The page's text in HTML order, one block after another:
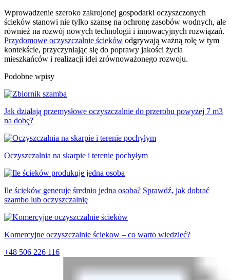
Wprowadzenie szeroko zakrojonej gospodarki oczyszczonych
ścieków stanowi nie tylko szansę na ochronę zasobów wodnych, ale
również na rozwój nowych technologii i innowacyjnych rozwiązań.
Przydomowe oczyszczalnie ścieków odgrywają ważną rolę w tym
kontekście, przyczyniając się do poprawy jakości życia
mieszkańców i realizacji idei zrównoważonego rozwoju.
Podobne wpisy
Jak działają przemysłowe oczyszczalnie do przerobu powyżej 7 m3
na dobę?
Oczyszczalnia na skarpie i terenie pochyłym
Ile ścieków generuje średnio jedna osoba? Sprawdź, jak dobrać
szambo lub oczyszczalnię
Komercyjne oczyszczalnie ściekow – co warto wiedzieć?
+48 506 226 116